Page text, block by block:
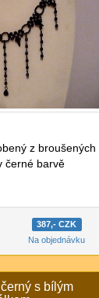
z broušených
černé barvě
387,- CZK
Na objednávku
s bílým